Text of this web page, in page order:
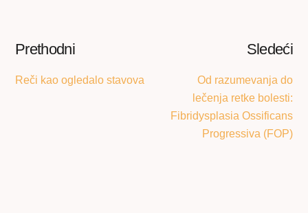
Prethodni
Reči kao ogledalo stavova
Sledeći
Od razumevanja do
lečenja retke bolesti:
Fibridysplasia Ossificans
Progressiva (FOP)